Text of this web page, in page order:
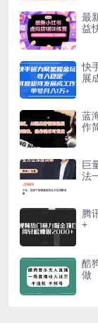
最
益
快
展
蓝
作
巨
法
腾
+
酷
做